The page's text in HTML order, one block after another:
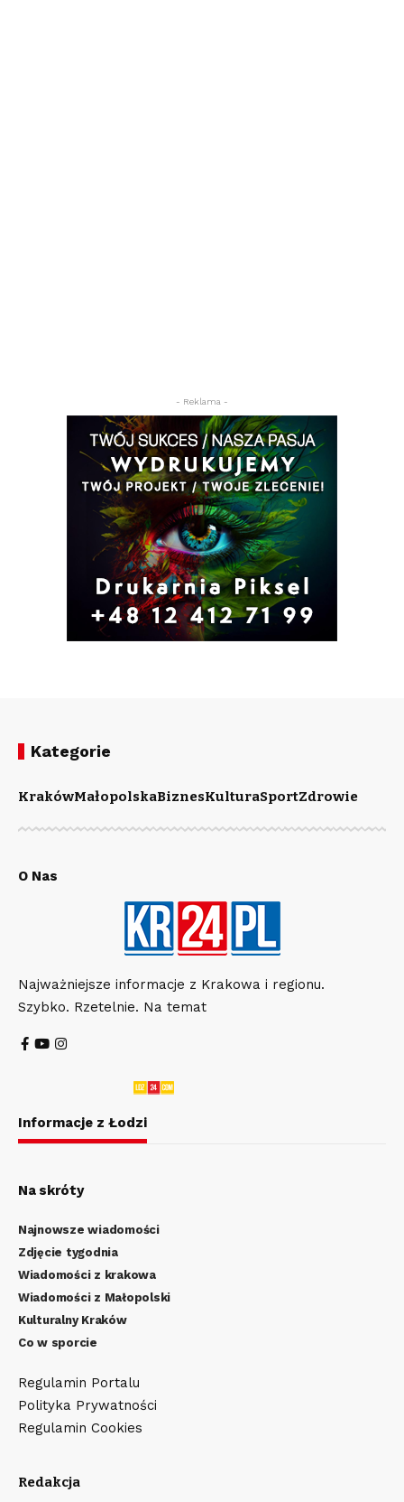
- Reklama -
Kategorie
KrakówMałopolskaBiznesKulturaSportZdrowie
O Nas
Najważniejsze informacje z Krakowa i regionu.
Szybko. Rzetelnie. Na temat
Informacje z Łodzi
Na skróty
Najnowsze wiadomości
Zdjęcie tygodnia
Wiadomości z krakowa
Wiadomości z Małopolski
Kulturalny Kraków
Co w sporcie
Regulamin Portalu
Polityka Prywatności
Regulamin Cookies
Redakcja